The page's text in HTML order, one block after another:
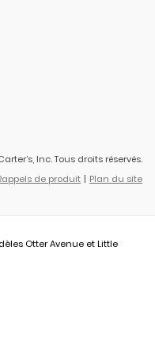
Inc. Tous droits réservés.
de produit Plan du site
Otter Avenue et Little